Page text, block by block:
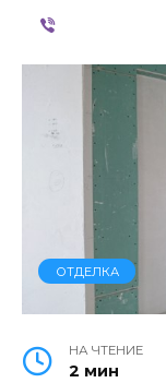
ОТДЕЛКА
НА ЧТЕНИЕ
2 мин